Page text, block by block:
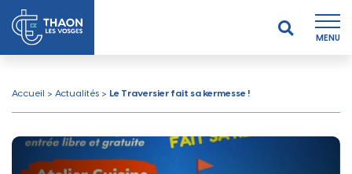
MENU
Accueil > Actualités > Le Traversier fait sa kermesse !